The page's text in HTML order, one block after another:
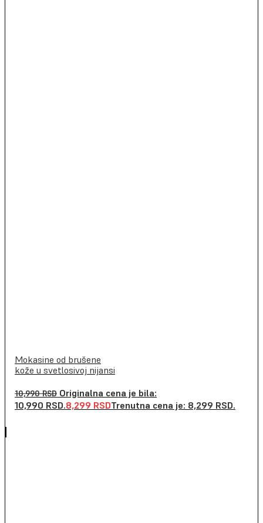
Mokasine od brušene
kože u svetlosivoj nijansi
10,990RSD Originalna cena je bila:
10,990 RSD.8,299 RSDTrenutna cena je: 8,299 RSD.